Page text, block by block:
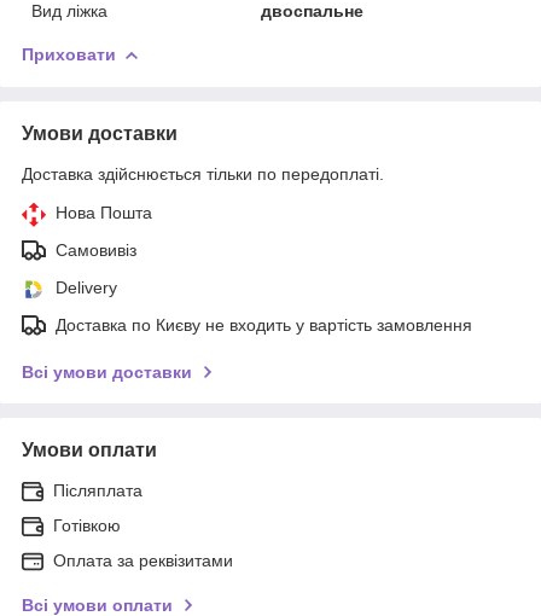
Вид ліжка
двоспальне
Приховати
Умови доставки
Доставка здійснюється тільки по передоплаті.
Нова Пошта
Самовивіз
Delivery
Доставка по Києву не входить у вартість замовлення
Всі умови доставки
Умови оплати
Післяплата
Готівкою
Оплата за реквізитами
Всі умови оплати